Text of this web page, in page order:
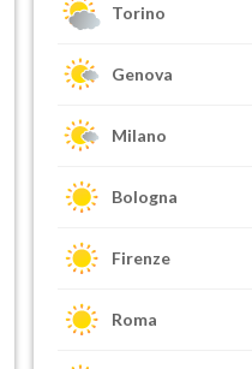
Torino
Genova
Milano
Bologna
Firenze
Roma